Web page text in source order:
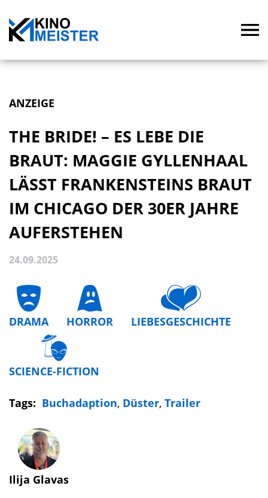
ANZEIGE
THE BRIDE! – ES LEBE DIE
BRAUT: MAGGIE GYLLENHAAL
LÄSST FRANKENSTEINS BRAUT
IM CHICAGO DER 30ER JAHRE
AUFERSTEHEN
24.09.2025
DRAMA HORROR LIEBESGESCHICHTE
SCIENCE-FICTION
Tags: Buchadaption, Düster, Trailer
Ilija Glavas